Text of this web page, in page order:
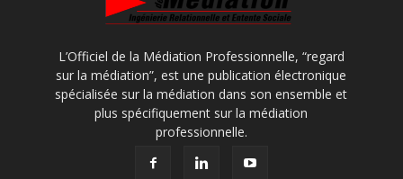
L’Officiel de la Médiation Professionnelle, “regard
sur la médiation”, est une publication électronique
spécialisée sur la médiation dans son ensemble et
plus spécifiquement sur la médiation
professionnelle.